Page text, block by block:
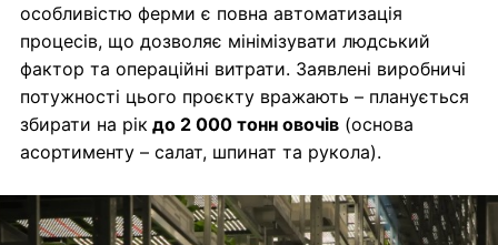
особливістю ферми є повна автоматизація
процесів, що дозволяє мінімізувати людський
фактор та операційні витрати. Заявлені виробничі
потужності цього проєкту вражають – планується
збирати на рік до 2 000 тонн овочів (основа
асортименту – салат, шпинат та рукола).